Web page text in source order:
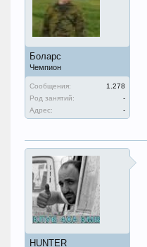
Боларс
Чемпион
Сообщения:
1.278
Род занятий:
-
Адрес:
-
HUNTER